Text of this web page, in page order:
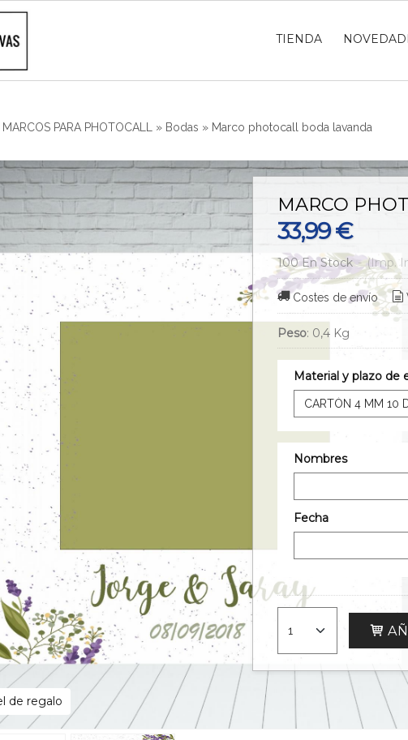
TIENDA
MARCOS PARA PHOTOCALL » Bodas » Marco photocall boda lavanda
de regalo
MARCO
33,99 €
100 En Stock - (Imp.
Costes de envío
Peso: 0,4 Kg
Material y plazo de
Nombres
Fecha